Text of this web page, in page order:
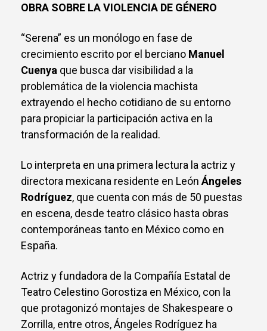
OBRA SOBRE LA VIOLENCIA DE GÉNERO
“Serena” es un monólogo en fase de
crecimiento escrito por el berciano Manuel
Cuenya que busca dar visibilidad a la
problemática de la violencia machista
extrayendo el hecho cotidiano de su entorno
para propiciar la participación activa en la
transformación de la realidad.
Lo interpreta en una primera lectura la actriz y
directora mexicana residente en León Ángeles
Rodríguez, que cuenta con más de 50 puestas
en escena, desde teatro clásico hasta obras
contemporáneas tanto en México como en
España.
Actriz y fundadora de la Compañía Estatal de
Teatro Celestino Gorostiza en México, con la
que protagonizó montajes de Shakespeare o
Zorrilla, entre otros, Ángeles Rodríguez ha